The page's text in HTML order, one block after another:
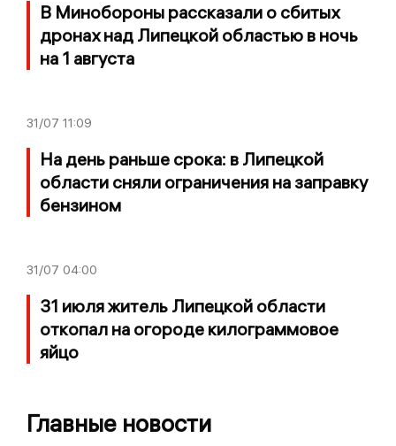
В Минобороны рассказали о сбитых
дронах над Липецкой областью в ночь
на 1 августа
31/07 11:09
На день раньше срока: в Липецкой
области сняли ограничения на заправку
бензином
31/07 04:00
31 июля житель Липецкой области
откопал на огороде килограммовое
яйцо
Главные новости